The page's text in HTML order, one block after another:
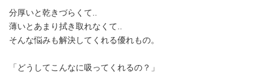
分厚いと乾きづらくて..
薄いとあまり拭き取れなくて..
そんな悩みも解決してくれる優れもの。
「どうしてこんなに吸ってくれるの？」